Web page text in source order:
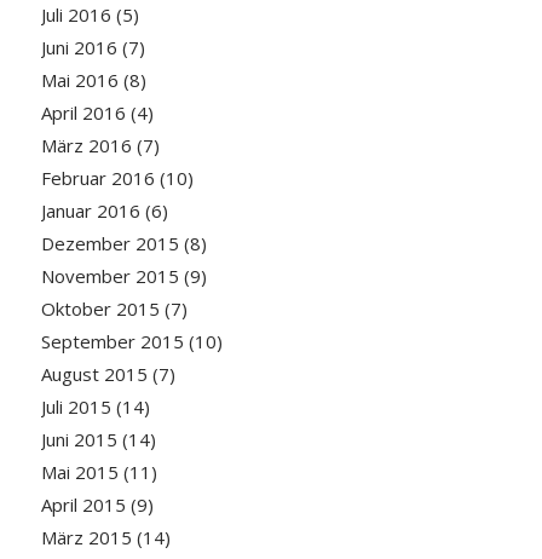
Juli 2016 (5)
Juni 2016 (7)
Mai 2016 (8)
April 2016 (4)
März 2016 (7)
Februar 2016 (10)
Januar 2016 (6)
Dezember 2015 (8)
November 2015 (9)
Oktober 2015 (7)
September 2015 (10)
August 2015 (7)
Juli 2015 (14)
Juni 2015 (14)
Mai 2015 (11)
April 2015 (9)
März 2015 (14)